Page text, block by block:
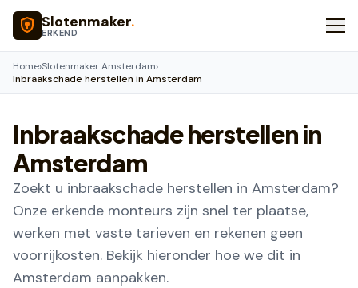
Naar hoofdinhoud
Slotenmaker.
ERKEND
Home›Slotenmaker Amsterdam›
Inbraakschade herstellen in Amsterdam
Inbraakschade herstellen in
Amsterdam
Zoekt u inbraakschade herstellen in Amsterdam?
Onze erkende monteurs zijn snel ter plaatse,
werken met vaste tarieven en rekenen geen
voorrijkosten. Bekijk hieronder hoe we dit in
Amsterdam aanpakken.